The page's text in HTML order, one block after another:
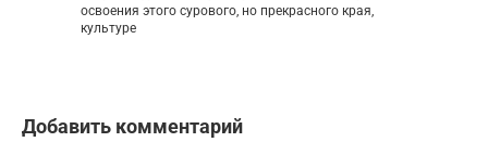
освоения этого сурового, но прекрасного края,
культуре
Добавить комментарий